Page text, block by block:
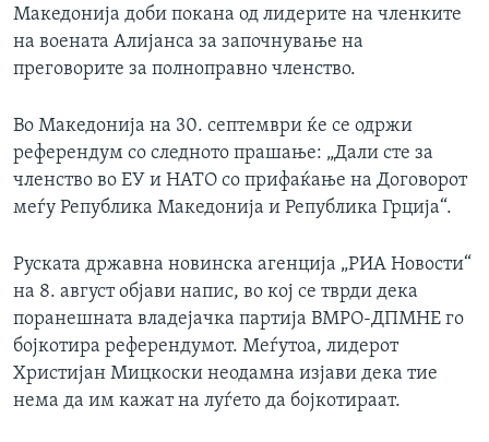
Македонија доби покана од лидерите на членките
на воената Алијанса за започнување на
преговорите за полноправно членство.
Во Македонија на 30. септември ќе се одржи
референдум со следното прашање: „Дали сте за
членство во ЕУ и НАТО со прифаќање на Договорот
меѓу Република Македонија и Република Грција“.
Руската државна новинска агенција „РИА Новости“
на 8. август објави напис, во кој се тврди дека
поранешната владејачка партија ВМРО-ДПМНЕ го
бојкотира референдумот. Меѓутоа, лидерот
Христијан Мицкоски неодамна изјави дека тие
нема да им кажат на луѓето да бојкотираат.